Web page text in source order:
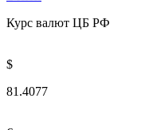
Курс валют ЦБ РФ
$
81.4077